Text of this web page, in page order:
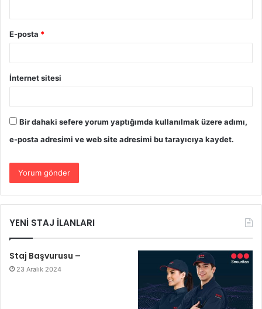
E-posta *
İnternet sitesi
Bir dahaki sefere yorum yaptığımda kullanılmak üzere adımı,
e-posta adresimi ve web site adresimi bu tarayıcıya kaydet.
YENİ STAJ İLANLARI
Staj Başvurusu –
23 Aralık 2024